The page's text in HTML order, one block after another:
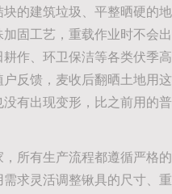
的建筑垃圾、平整晒硬的地
固工艺，重载作业时不会出
作、环卫保洁等各类伏季高
反馈，麦收后翻晒土地用这
有出现变形，比之前用的普
所有生产流程都遵循严格的
求灵活调整锹具的尺寸、重